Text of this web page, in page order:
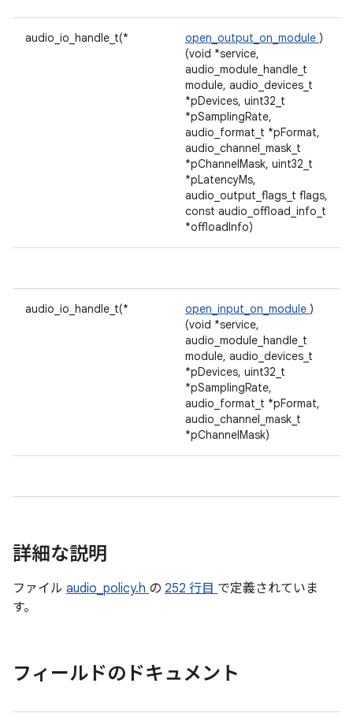
audio_io_handle_t(* open_output_on_module )
(void *service,
audio_module_handle_t
module, audio_devices_t
*pDevices, uint32_t
*pSamplingRate,
audio_format_t *pFormat,
audio_channel_mask_t
*pChannelMask, uint32_t
*pLatencyMs,
audio_output_flags_t flags,
const audio_offload_info_t
*offloadInfo)
audio_io_handle_t(* open_input_on_module )
(void *service,
audio_module_handle_t
module, audio_devices_t
*pDevices, uint32_t
*pSamplingRate,
audio_format_t *pFormat,
audio_channel_mask_t
*pChannelMask)
詳細な説明
ファイル audio_policy.h の 252 行目 で定義されていま
す。
フィールドのドキュメント